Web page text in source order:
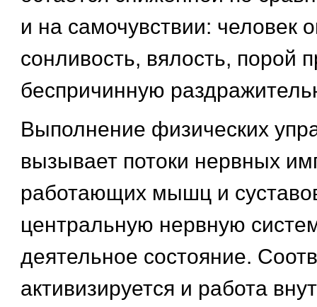
и на самочувствии: человек
сонливость, вялость, порой
беспричинную
Выполнение физических
вызывает потоки нервных
работающих мышц и
центральную нервную
деятельное состояние.
активизируется и работа